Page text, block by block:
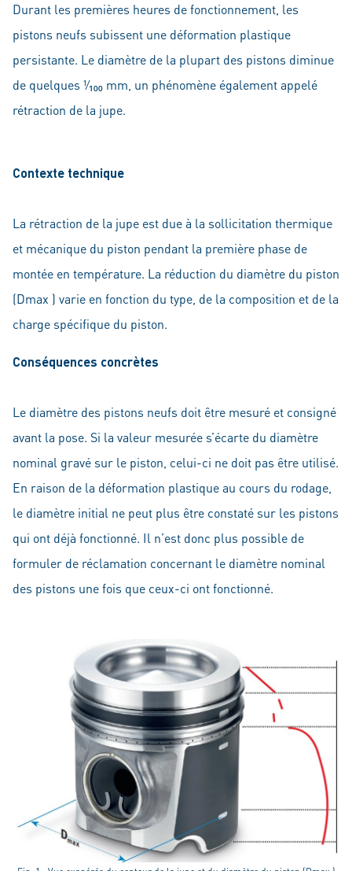
Durant les premières heures de fonctionnement, les
pistons neufs subissent une déformation plastique
persistante. Le diamètre de la plupart des pistons diminue
de quelques ¹⁄₁₀₀ mm, un phénomène également appelé
rétraction de la jupe.
Contexte technique
La rétraction de la jupe est due à la sollicitation thermique
et mécanique du piston pendant la première phase de
montée en température. La réduction du diamètre du piston
(Dmax ) varie en fonction du type, de la composition et de la
charge spécifique du piston.
Conséquences concrètes
Le diamètre des pistons neufs doit être mesuré et consigné
avant la pose. Si la valeur mesurée s’écarte du diamètre
nominal gravé sur le piston, celui-ci ne doit pas être utilisé.
En raison de la déformation plastique au cours du rodage,
le diamètre initial ne peut plus être constaté sur les pistons
qui ont déjà fonctionné. Il n’est donc plus possible de
formuler de réclamation concernant le diamètre nominal
des pistons une fois que ceux-ci ont fonctionné.